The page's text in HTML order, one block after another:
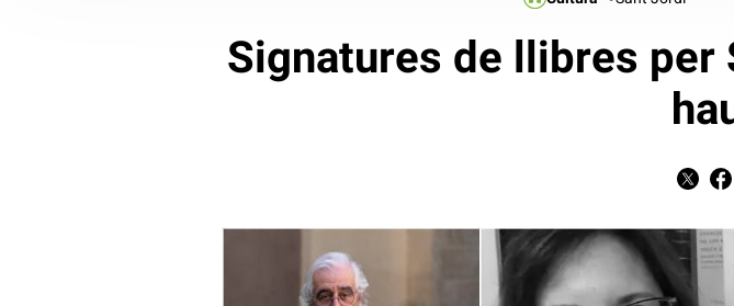
Signatures de llibres per